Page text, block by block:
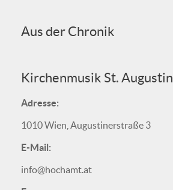
Aus der Chronik
Kirchenmusik St. Augustin
Adresse:
1010 Wien, Augustinerstraße 3
E-Mail:
info@hochamt.at